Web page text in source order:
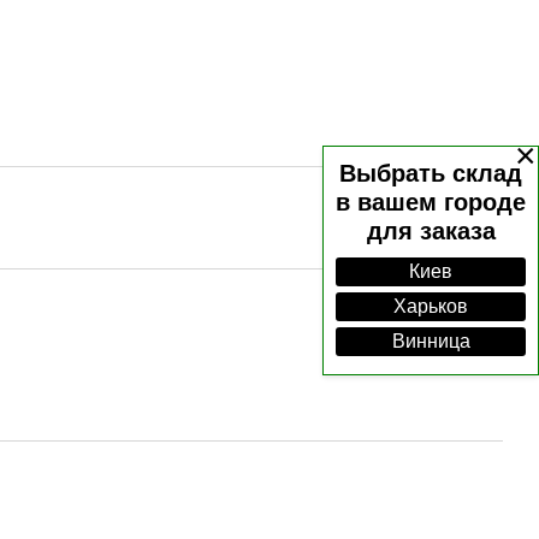
×
Выбрать склад
в вашем городе
для заказа
Киев
Харьков
Винница